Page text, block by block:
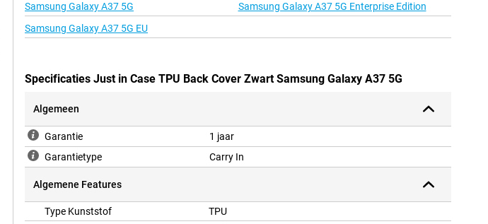
Samsung Galaxy A37 5G
Samsung Galaxy A37 5G Enterprise Edition
Samsung Galaxy A37 5G EU
Specificaties Just in Case TPU Back Cover Zwart Samsung Galaxy A37 5G
Algemeen
Garantie
1 jaar
Garantietype
Carry In
Algemene Features
Type Kunststof
TPU